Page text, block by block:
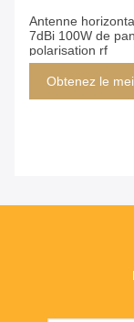
Antenne
7dBi 100W de
polarisation rf
Obtenez le